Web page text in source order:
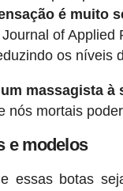
é muito
of
os níveis
massagista à
nós mortais
e modelos
essas botas